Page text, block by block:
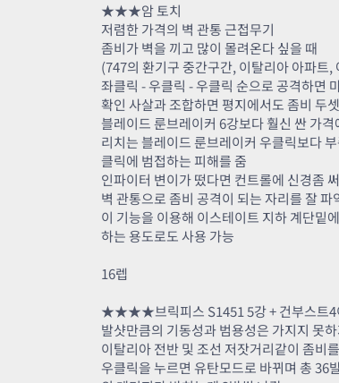
★★★암 토치
저렴한 가격의 벽 관통 근접무기
좀비가 벽을 끼고 많이 몰려온다 싶을 때
(747의 환기구 중간구간, 이탈리아 아파트
좌클릭 - 우클릭 - 우클릭 순으로 공격하면
확인 사살과 조합하면 평지에서도 좀비 두
블레이드 룬브레이커 6강보다 훨신 싼 가격
리치는 블레이드 룬브레이커 우클릭보다
클릭에 범접하는 피해를 줌
인파이터 변이가 떴다면 컨트롤에 신경좀
벽 관통으로 좀비 공격이 되는 자리를 잘
이 기능을 이용해 이스테이트 지하 계단밑
하는 용도로도 사용 가능
16렙
★★★★브릭피스 S1451 5강 + 건부스트4
발샷만큼의 기동성과 범용성은 가지지 못
이탈리아 전반 및 조선 저잣거리같이 좀비
우클릭을 누르면 유탄모드로 바뀌며 총 36